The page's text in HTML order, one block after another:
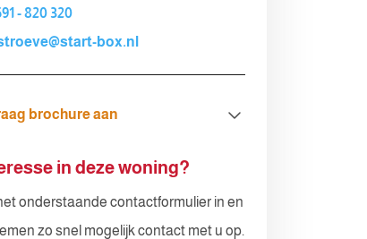
- 820 320
box.nl
brochure aan
aanvragen
in deze woning?
onderstaande contactformulier in en
zo snel mogelijk contact met u op.